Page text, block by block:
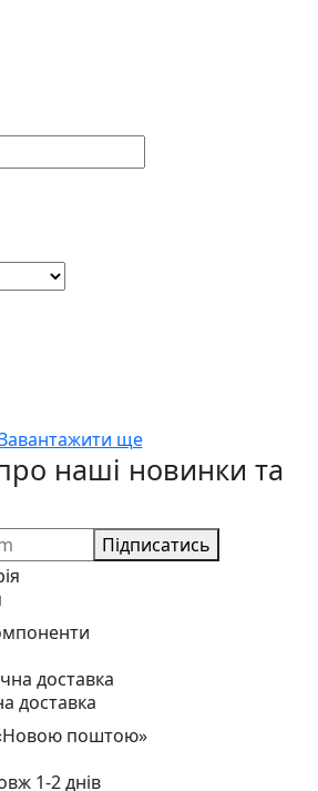
ще
наші новинки та
Підписатись
доставка
поштою»